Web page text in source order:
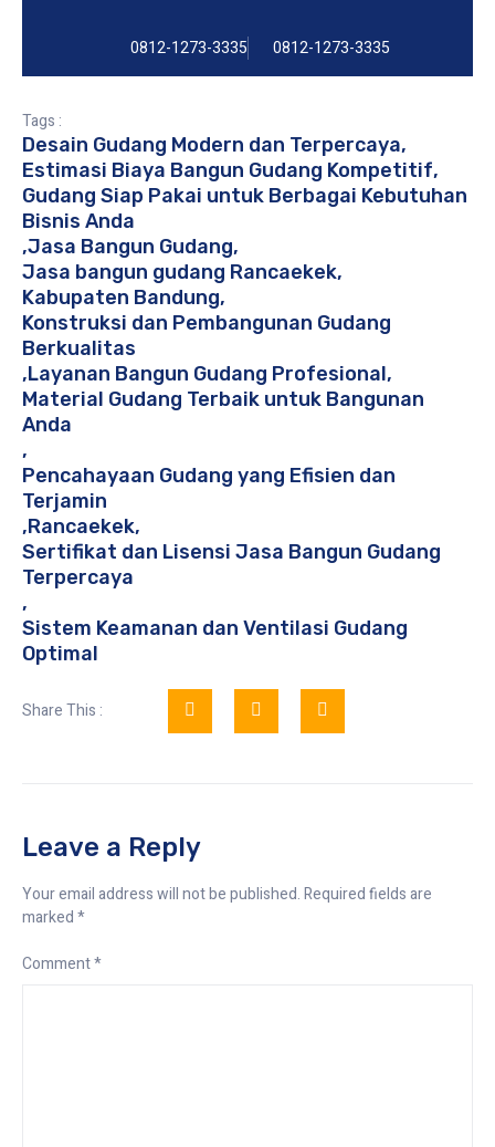
0812-1273-3335 0812-1273-3335
Tags :
Desain Gudang Modern dan Terpercaya,
Estimasi Biaya Bangun Gudang Kompetitif,
Gudang Siap Pakai untuk Berbagai Kebutuhan
Bisnis Anda
,Jasa Bangun Gudang,
Jasa bangun gudang Rancaekek,
Kabupaten Bandung,
Konstruksi dan Pembangunan Gudang
Berkualitas
,Layanan Bangun Gudang Profesional,
Material Gudang Terbaik untuk Bangunan
Anda
,
Pencahayaan Gudang yang Efisien dan
Terjamin
,Rancaekek,
Sertifikat dan Lisensi Jasa Bangun Gudang
Terpercaya
,
Sistem Keamanan dan Ventilasi Gudang
Optimal
Share This :
Leave a Reply
Your email address will not be published.Required fields are
marked*
Comment*